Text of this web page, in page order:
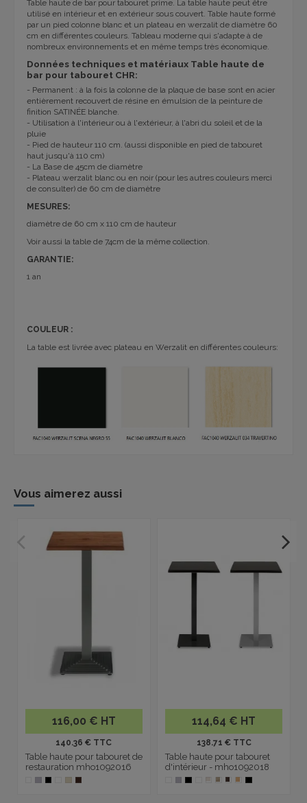
Table haute de bar pour tabouret prime. La table haute peut être
utilisé en intérieur et en extérieur sous couvert. Table haute formé
par un pied colonne blanc et un plateau en werzalit de diamètre 60
cm en différentes couleurs. Tableau moderne qui s'adapte à de
nombreux environnements et en même temps très économique.
Données techniques et matériaux Table haute de
bar pour tabouret CHR:
- Permanent : à la fois la colonne de la plaque de base sont en acier
entièrement recouvert de résine en émulsion de la peinture de
finition SATINÉE blanche.
- Utilisation à l'intérieur ou à l'extérieur, à l'abri du soleil et de la
pluie
- Pied de hauteur 110 cm. (aussi disponible en pied de tabouret
haut jusqu'à 110 cm)
- La Base de 45cm de diamètre
- Plateau werzalit blanc ou en noir (pour les autres couleurs merci
de consulter) de 60 cm de diamètre
MESURES:
diamètre de 60 cm x 110 cm de hauteur
Voir aussi la table de 74cm de la même collection.
GARANTIE:
1 an
COULEUR :
La table est livrée avec plateau en Werzalit en différentes couleurs:
Vous aimerez aussi
116,00 € HT
140.36 € TTC
Table haute pour tabouret de
restauration mho1092016
114,64 € HT
138.71 € TTC
Table haute pour tabouret
d'intérieur - mho1092018